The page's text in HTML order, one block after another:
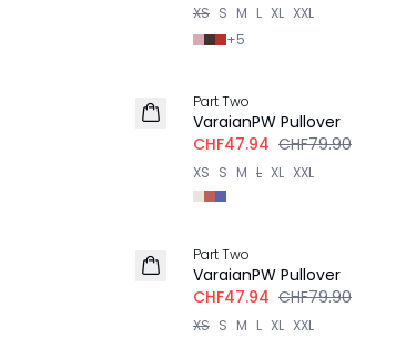
XS S M L XL XXL
+5
Part Two
VaraianPW Pullover
CHF47.94 CHF79.90
XS S M L XL XXL
Part Two
VaraianPW Pullover
CHF47.94 CHF79.90
XS S M L XL XXL